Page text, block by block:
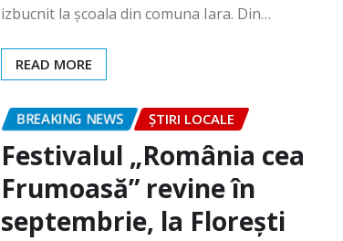
BREAKING NEWS
Festivalul „România cea
Frumoasă” revine în
septembrie, la Florești
clujazi iul. 13, 2026 0
Festivalul „România cea Frumoasă” revine în